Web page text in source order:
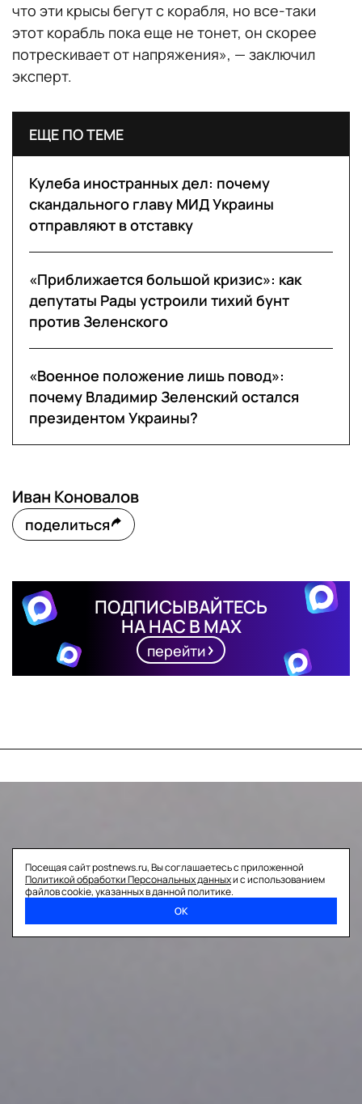
что эти крысы бегут с корабля, но все-таки
этот корабль пока еще не тонет, он скорее
потрескивает от напряжения», — заключил
эксперт.
ЕЩЕ ПО ТЕМЕ
Кулеба иностранных дел: почему
скандального главу МИД Украины
отправляют в отставку
«Приближается большой кризис»: как
депутаты Рады устроили тихий бунт
против Зеленского
«Военное положение лишь повод»:
почему Владимир Зеленский остался
президентом Украины?
Иван Коновалов
поделиться
ПОДПИСЫВАЙТЕСЬ
НА НАС В MAX
перейти
Посещая сайт postnews.ru, Вы соглашаетесь с приложенной
Политикой обработки Персональных данныхи с использованием
файлов cookie, указанных в данной политике.
ОК